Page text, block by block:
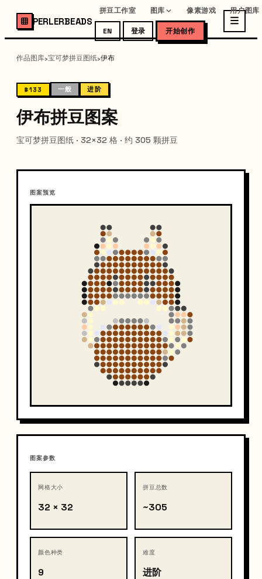
PERLERBEADS
拼豆工作室 图库 像素游戏 用户图库
EN 登录 开始创作
作品图库›宝可梦拼豆图纸›伊布
#133 一般 进阶
伊布拼豆图案
宝可梦拼豆图纸 · 32×32 格 · 约 305 颗拼豆
图案预览
图案参数
网格大小
32 × 32
拼豆总数
~305
颜色种类
9
难度
进阶